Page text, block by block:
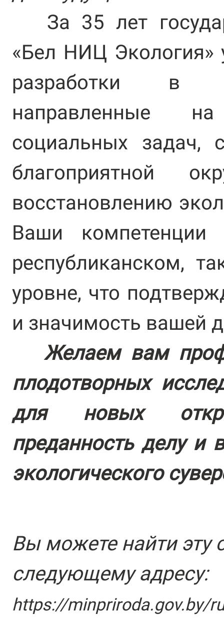
За 35 лет
«Бел НИЦ Экология»
разработки в
направленные
социальных задач,
благоприятной
восстановлению
Ваши компетенции
республиканском,
уровне, что
и значимость вашей
Желаем вам
плодотворных
для новых
преданность делу и
экологического
Вы можете найти эту
следующему адресу:
https://minpriroda.gov.by/